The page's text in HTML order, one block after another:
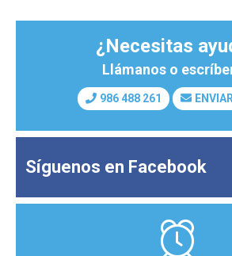
¿Necesitas
Llámanos o
986 488 261
Síguenos en Facebook